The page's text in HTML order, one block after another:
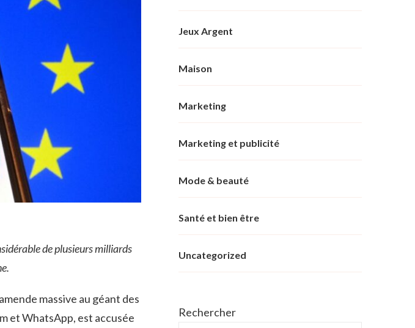
de plusieurs milliards
massive au géant des
et WhatsApp, est accusée
Jeux Argent
Maison
Marketing
Marketing et publicité
Mode & beauté
Santé et bien être
Uncategorized
Rechercher